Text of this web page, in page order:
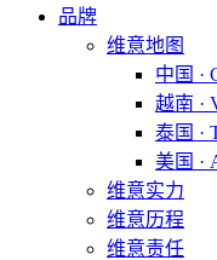
品牌
维意地图
中国 ·
越南 ·
泰国 ·
美国 ·
维意实力
维意历程
维意责任